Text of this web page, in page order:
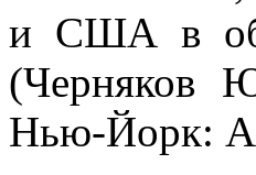
и США в
(Черняков
Нью-Йорк: